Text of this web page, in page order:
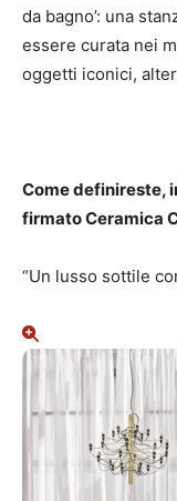
da bagno’: una
essere curata nei
oggetti iconici,
Come definireste,
firmato Ceramica
“Un lusso sottile